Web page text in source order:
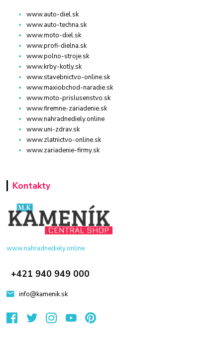
www.auto-diel.sk
www.auto-techna.sk
www.moto-diel.sk
www.profi-dielna.sk
www.polno-stroje.sk
www.krby-kotly.sk
www.stavebnictvo-online.sk
www.maxiobchod-naradie.sk
www.moto-prislusenstvo.sk
www.firemne-zariadenie.sk
www.nahradnediely.online
www.uni-zdrav.sk
www.zlatnictvo-online.sk
www.zariadenie-firmy.sk
Kontakty
www.nahradnediely.online
+421 940 949 000
info@kamenik.sk